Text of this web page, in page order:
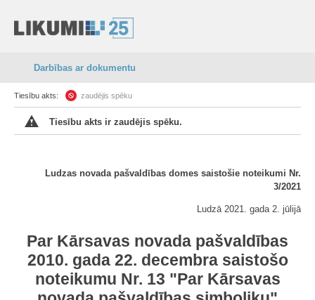
Darbības ar dokumentu
Tiesību akts: zaudējis spēku
Tiesību akts ir zaudējis spēku.
Ludzas novada pašvaldības domes saistošie noteikumi Nr.
3/2021
Ludzā 2021. gada 2. jūlijā
Par Kārsavas novada pašvaldības
2010. gada 22. decembra saistošo
noteikumu Nr. 13 "Par Kārsavas